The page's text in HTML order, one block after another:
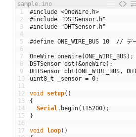
sample.ino
1
2
3
4
5
6
7
8
9
10
11
12
13
14
15
16
17
#include <OneWire.h>
#include "DSTSensor.h"
#include "DHTSensor.h"
#define ONE_WIRE_BUS 10  // デ
OneWire oneWire(ONE_WIRE_BUS) ;
DSTSensor dst (&oneWire) ;
DHTSensor dht (ONE_WIRE_BUS,
uint8 t _sensor = 0;
void setup( )
{
Serial. begin( 115200) ;
}
void loop( )